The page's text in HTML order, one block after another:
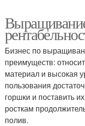
Бизнес по
преимуществ:
материал и высокая
пользования
горшки и поставить
росткам
полив.